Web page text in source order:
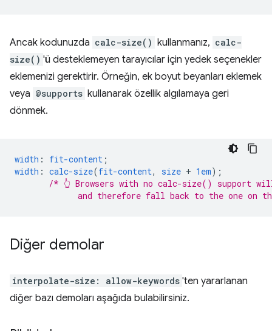
Ancak kodunuzda calc-size() kullanmanız, calc-
size() 'ü desteklemeyen tarayıcılar için yedek seçenekler
eklemenizi gerektirir. Örneğin, ek boyut beyanları eklemek
veya @supports kullanarak özellik algılamaya geri
dönmek.
width : fit-content ;
width : calc-size(fit-content, size + 1em);
/* 👆 Browsers with no calc-size() support
and therefore fall back to the one on
Diğer demolar
interpolate-size: allow-keywords 'ten yararlanan
diğer bazı demoları aşağıda bulabilirsiniz.